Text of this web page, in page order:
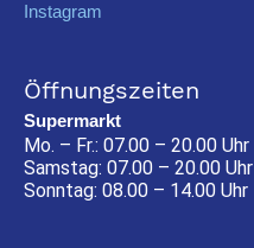
Instagram
Öffnungszeiten
Supermarkt
Mo. – Fr.: 07.00 – 20.00 Uhr
Samstag: 07.00 – 20.00 Uhr
Sonntag: 08.00 – 14.00 Uhr